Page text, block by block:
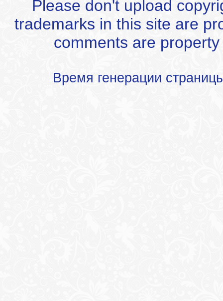
Please don't upload
trademarks in this site are
comments are
Время генерации